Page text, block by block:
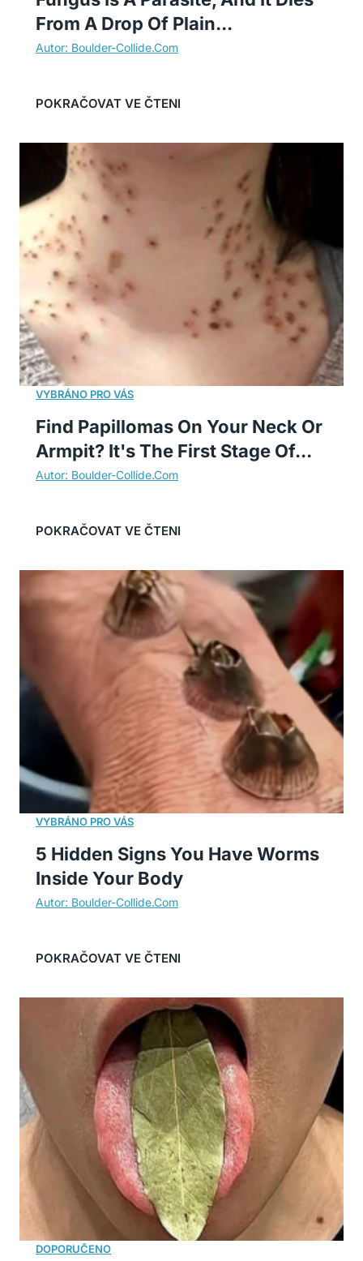
From A Drop Of Plain...
Find Papillomas On Your Neck Or
Armpit? It's The First Stage Of...
5 Hidden Signs You Have Worms
Inside Your Body